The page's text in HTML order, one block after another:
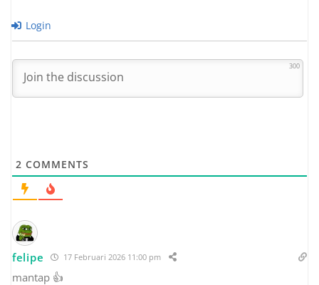
Login
300
2 COMMENTS
felipe 17 Februari 2026 11:00 pm
mantap 👍